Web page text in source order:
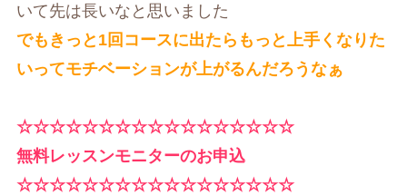
いて先は長いなと思いました
でもきっと1回コースに出たらもっと上手くなりた
いってモチベーションが上がるんだろうなぁ
☆☆☆☆☆☆☆☆☆☆☆☆☆☆☆☆☆
無料レッスンモニターのお申込
☆☆☆☆☆☆☆☆☆☆☆☆☆☆☆☆☆